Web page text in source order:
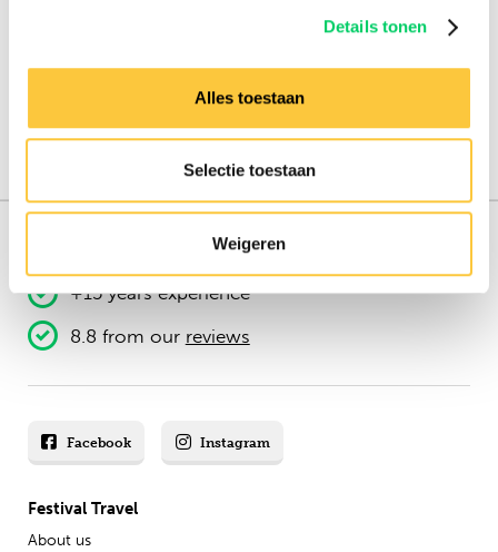
Details tonen
Alles toestaan
Selectie toestaan
Weigeren
151.000+ travellers
+15 years experience
8.8 from our reviews
Festival Travel
About us
Facebook Instagram